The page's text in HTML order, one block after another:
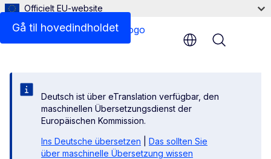
Gå til hovedindholdet
Officielt EU-website
Deutsch ist über eTranslation verfügbar, den
maschinellen Übersetzungsdienst der
Europäischen Kommission.
Ins Deutsche übersetzen
Das sollten Sie
über maschinelle Übersetzung wissen
Menu